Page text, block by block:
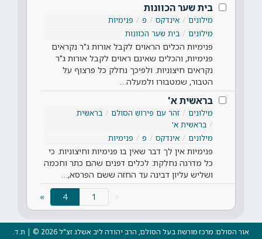
בית שער הכוונות
מילונים אינדקס פ
פנימיות
מילונים
בית שער הכוונות
פנימיות הכלים הראוים לקבל אורות ג"ר נקראים
פנימיות, והכלים שאינם ראוים לקבל אורות ג"ר
נקראים חיצוניות. ולפיכך נחלק כל פרצוף על
הטבור, שמטבורו ולמעלה…
בראשית א'
מילונים זהר עם פירוש הסולם
בראשית
בראשית א'
מילונים
אינדקס פ פנימיות
פנימיות אין לך דבר שאין בו פנימיות וחיצוניות. כי
כל מדרגה נחלקת: לכלים דפנים שהם כתר וחכמה
ושליש עליון דבינה עד החזה ששם הפרסא,…
4
»
אור הסולם: מרכז מורשת בעל הסולם, הרב יהודה ליב אשלג זצ"ל 2026 © | ת.ד.